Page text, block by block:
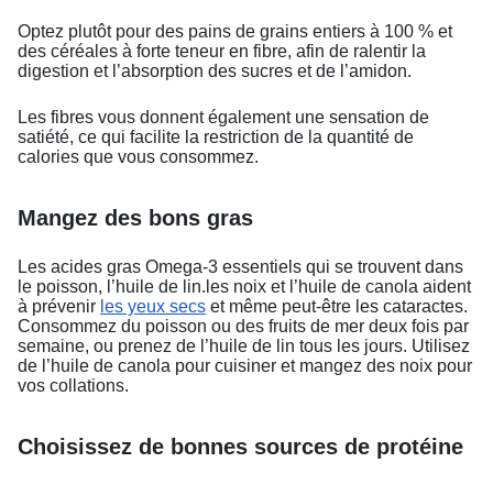
Optez plutôt pour des pains de grains entiers à 100 % et
des céréales à forte teneur en fibre, afin de ralentir la
digestion et l’absorption des sucres et de l’amidon.
Les fibres vous donnent également une sensation de
satiété, ce qui facilite la restriction de la quantité de
calories que vous consommez.
Mangez des bons gras
Les acides gras Omega-3 essentiels qui se trouvent dans
le poisson, l’huile de lin.les noix et l’huile de canola aident
à prévenir les yeux secs et même peut-être les cataractes.
Consommez du poisson ou des fruits de mer deux fois par
semaine, ou prenez de l’huile de lin tous les jours. Utilisez
de l’huile de canola pour cuisiner et mangez des noix pour
vos collations.
Choisissez de bonnes sources de protéine